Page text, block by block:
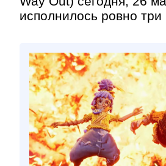
исполнилось ровно три